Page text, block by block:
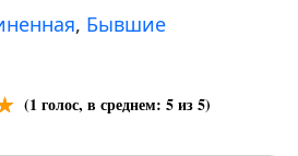
, Бывшие
(1 голос, в среднем: 5из 5)